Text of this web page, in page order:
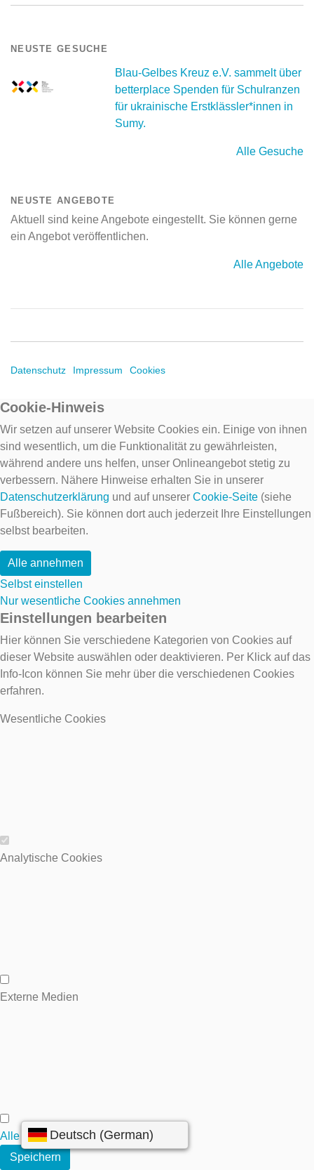
NEUSTE GESUCHE
Blau-Gelbes Kreuz e.V. sammelt über
betterplace Spenden für Schulranzen
für ukrainische Erstklässler*innen in
Sumy.
Alle Gesuche
NEUSTE ANGEBOTE
Aktuell sind keine Angebote eingestellt. Sie können gerne
ein Angebot veröffentlichen.
Alle Angebote
Datenschutz Impressum Cookies
Cookie-Hinweis
Wir setzen auf unserer Website Cookies ein. Einige von ihnen
sind wesentlich, um die Funktionalität zu gewährleisten,
während andere uns helfen, unser Onlineangebot stetig zu
verbessern. Nähere Hinweise erhalten Sie in unserer
Datenschutzerklärung und auf unserer Cookie-Seite (siehe
Fußbereich). Sie können dort auch jederzeit Ihre Einstellungen
selbst bearbeiten.
Alle annehmen
Selbst einstellen
Nur wesentliche Cookies annehmen
Einstellungen bearbeiten
Hier können Sie verschiedene Kategorien von Cookies auf
dieser Website auswählen oder deaktivieren. Per Klick auf das
Info-Icon können Sie mehr über die verschiedenen Cookies
erfahren.
Wesentliche Cookies
Wesentliche Cookies
Analytische Cookies
Analytische Cookies
Externe Medien
Externe Medien
Alle annehmen
Speichern